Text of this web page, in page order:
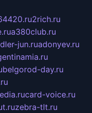
2rich.ru
a380club.ru
jun.ruadonyev.ru
belgorod-day.ru
card-voice.ru
zebra-tlt.ru